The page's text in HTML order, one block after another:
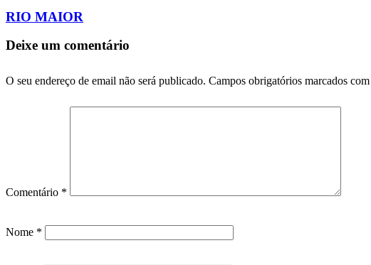
RIO MAIOR
Deixe um comentário
O seu endereço de email não será publicado. Campos obrigatórios marcados com
Comentário *
Nome *